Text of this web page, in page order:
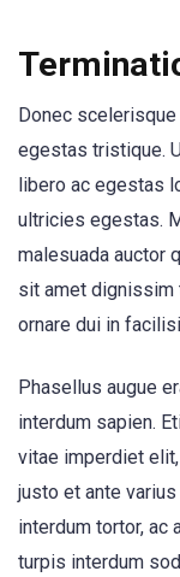
Donec
egestas tristique.
libero ac egestas
ultricies egestas.
malesuada auctor
sit amet dignissim
ornare dui in
Phasellus augue
interdum sapien.
vitae imperdiet
justo et ante
interdum tortor, ac
turpis interdum